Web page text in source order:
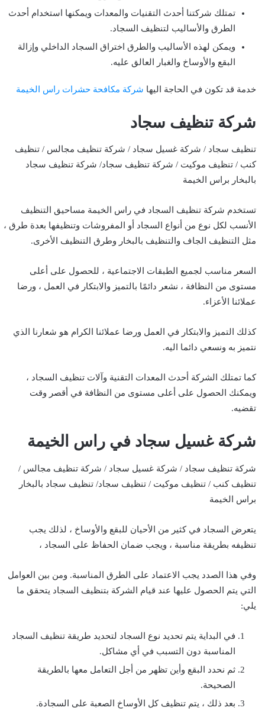
تمتلك شركتنا أحدث التقنيات والمعدات ويمكنها استخدام أحدث
الطرق والأساليب لتنظيف السجاد.
ويمكن لهذه الأساليب والطرق اختراق السجاد الداخلي وإزالة
البقع والأوساخ والغبار العالق عليه.
خدمة قد تكون في الحاجة اليها شركة مكافحة حشرات راس الخيمة
شركة تنظيف سجاد
تنظيف سجاد / شركة غسيل سجاد / شركة تنظيف مجالس / تنظيف
كنب / تنظيف موكيت / شركة تنظيف سجاد/ شركة تنظيف سجاد
بالبخار براس الخيمة
تستخدم شركة تنظيف السجاد في راس الخيمة مساحيق التنظيف
الأنسب لكل نوع من أنواع السجاد أو المفروشات وتنظيفها بعدة طرق ،
مثل التنظيف الجاف والتنظيف بالبخار وطرق التنظيف الأخرى.
السعر مناسب لجميع الطبقات الاجتماعية ، للحصول على أعلى
مستوى من النظافة ، نشعر دائمًا بالتميز والابتكار في العمل ، ورضا
عملائنا الأعزاء.
كذلك التميز والابتكار في العمل ورضا عملائنا الكرام هو شعارنا الذي
نتميز به ونسعي دائما اليه.
كما تمتلك الشركة أحدث المعدات التقنية وآلات تنظيف السجاد ،
ويمكنك الحصول على أعلى مستوى من النظافة في أقصر وقت
تقضيه.
شركة غسيل سجاد في راس الخيمة
شركة تنظيف سجاد / شركة غسيل سجاد / شركة تنظيف مجالس /
تنظيف كنب / تنظيف موكيت / تنظيف سجاد/ تنظيف سجاد بالبخار
براس الخيمة
يتعرض السجاد في كثير من الأحيان للبقع والأوساخ ، لذلك يجب
تنظيفه بطريقة مناسبة ، ويجب ضمان الحفاظ على السجاد ،
وفي هذا الصدد يجب الاعتماد على الطرق المناسبة. ومن بين العوامل
التي يتم الحصول عليها عند قيام الشركة بتنظيف السجاد يتحقق ما
يلي:
في البداية يتم تحديد نوع السجاد لتحديد طريقة تنظيف السجاد
المناسبة دون التسبب في أي مشاكل.
ثم نحدد البقع وأين تظهر من أجل التعامل معها بالطريقة
الصحيحة.
بعد ذلك ، يتم تنظيف كل الأوساخ الصعبة على السجادة.